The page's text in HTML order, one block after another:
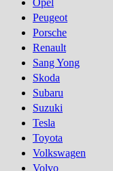
Peugeot
Porsсhe
Renault
Sang Yong
Skoda
Subaru
Suzuki
Tesla
Toyota
Volkswagen
Volvo